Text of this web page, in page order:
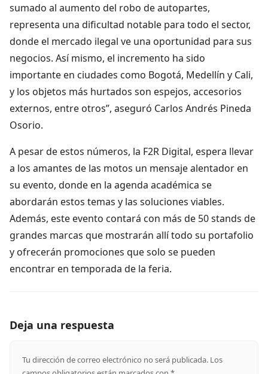
sumado al aumento del robo de autopartes,
representa una dificultad notable para todo el sector,
donde el mercado ilegal ve una oportunidad para sus
negocios. Así mismo, el incremento ha sido
importante en ciudades como Bogotá, Medellín y Cali,
y los objetos más hurtados son espejos, accesorios
externos, entre otros”, aseguró Carlos Andrés Pineda
Osorio.
A pesar de estos números, la F2R Digital, espera llevar
a los amantes de las motos un mensaje alentador en
su evento, donde en la agenda académica se
abordarán estos temas y las soluciones viables.
Además, este evento contará con más de 50 stands de
grandes marcas que mostrarán allí todo su portafolio
y ofrecerán promociones que solo se pueden
encontrar en temporada de la feria.
Deja una respuesta
Tu dirección de correo electrónico no será publicada. Los